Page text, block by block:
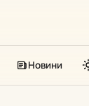
Новини